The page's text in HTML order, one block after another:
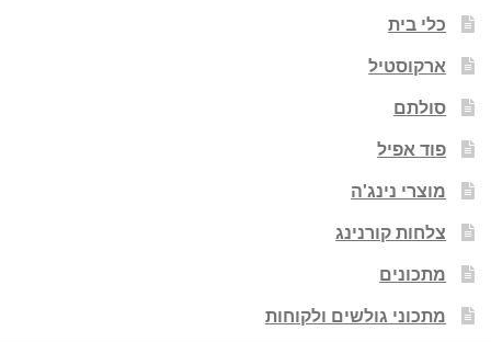
כלי בית
ארקוסטיל
סולתם
פוד אפיל
מוצרי נינג'ה
צלחות קורנינג
מתכונים
מתכוני גולשים ולקוחות